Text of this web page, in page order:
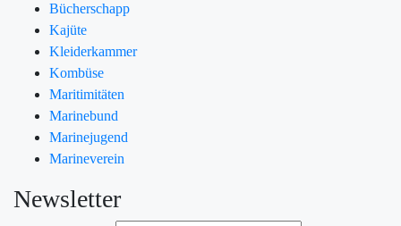
Bücherschapp
Kajüte
Kleiderkammer
Kombüse
Maritimitäten
Marinebund
Marinejugend
Marineverein
Newsletter